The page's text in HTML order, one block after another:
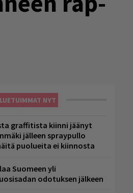
LUETUIMMAT NYT
graffitista kiinni jäänyt
jälleen spraypullo
puolueita ei kiinnosta
Suomeen yli
odotuksen jälkeen